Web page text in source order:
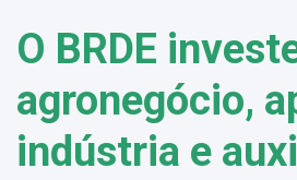
O BRDE
agronegócio,
indústria e